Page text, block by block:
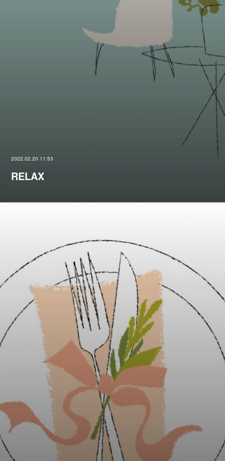
2022.02.20 11:53
RELAX